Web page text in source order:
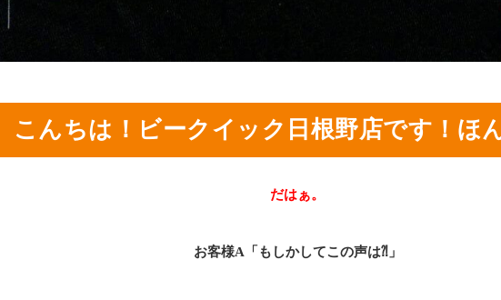
こんちは！ビークイック日根野店です！ほ
だはぁ。
お客様A「もしかしてこの声は⁈」